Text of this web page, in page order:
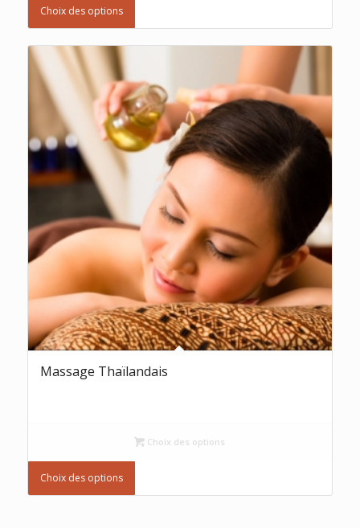
Choix des options
Massage Thaïlandais
Choix des options
Choix des options